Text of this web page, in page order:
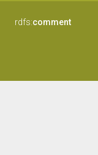
rdfs:comment